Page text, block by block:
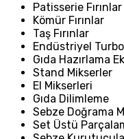
Patisserie Fırınlar
Kömür Fırınlar
Taş Fırınlar
Endüstriyel Turbo
Gıda Hazırlama
Stand Mikserler
El Mikserleri
Gıda Dilimleme
Sebze Doğrama
Set Üstü